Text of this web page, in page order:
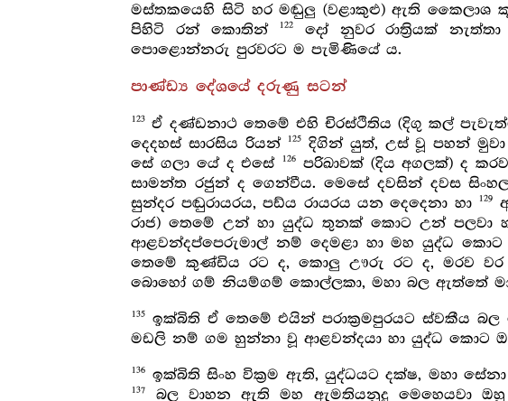
මස්තකයෙහි සිටි හර මඬුලු (වළාකුළු) ඇති කෛලාශ
පිහිටි රන් කොතින්
122
දෝ නුවර රාත්‍රියක්
පොළොන්නරු පුරවරට ම පැමිණියේ ය.
පාණ්ඩ්‍ය දේශයේ දරුණු සටන්
123 ඒ දණ්ඩනාථ තෙමේ එහි චිරස්ථිතිය (දිගු කල්
දෙදහස් සාරසිය රියන් 125
දිගින් යුත්, උස් වූ පහන් මුවා
සේ ගලා යේ ද එසේ
126 පරිඛාවක් (දිය අගලක්) ද
සාමන්ත රජුන් ද ගෙන්වීය. මෙසේ දවසින් දවස
සුන්දර පඬුරායරය, පඩ්ය රායරය යන දෙදෙනා හා
129
රාජ) තෙමේ උන් හා යුද්ධ තුනක් කොට උන් පලවා
ආළවන්දප්පෙරුමාල් නම් දෙමළා හා මහ යුද්ධ
තෙමේ කුණ්ඩිය රට ද, කොලු ඌරු රට ද, මරව
බොහෝ ගම් නියම්ගම් කොල්ලකා, මහා බල ඇත්තේ
135
ඉක්බිති ඒ තෙමේ එයින් පරාක්‍රමපුරයට ස්වකීය
මඩලි නම් ගම හුන්නා වූ ආළවන්දයා හා යුද්ධ කොට
136 ඉක්බිති සිංහ වික්‍රම ඇති, යුද්ධයට දක්ෂ, මහා
137 බල වාහන ඇති මහ ඇමතියනුදු මෙහෙයවා